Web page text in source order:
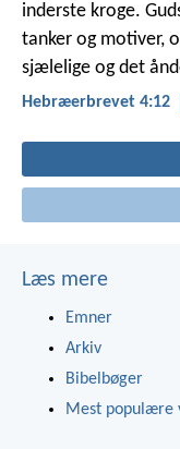
inderste kroge.
tanker og motiver,
sjælelige og det
Hebræerbrevet 4:12
Læs mere
Emner
Arkiv
Bibelbøger
Mest populære